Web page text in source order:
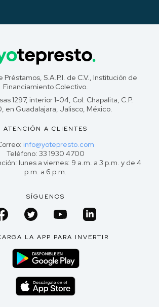
Préstamos, S.A.P.I. de C.V., Institución de
Financiamiento Colectivo.
1297, interior 1-04, Col. Chapalita, C.P.
en Guadalajara, Jalisco, México.
ATENCIÓN A CLIENTES
info@yotepresto.com
Teléfono: 33 1930 4700
lunes a viernes: 9 a.m. a 3 p.m. y de 4
p.m. a 6 p.m.
SÍGUENOS
LA APP PARA INVERTIR